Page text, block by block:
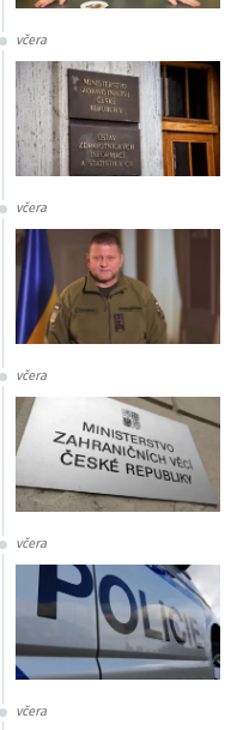
včera
včera
včera
včera
včera